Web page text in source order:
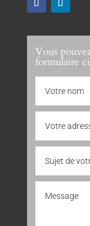
Vous
formulaire